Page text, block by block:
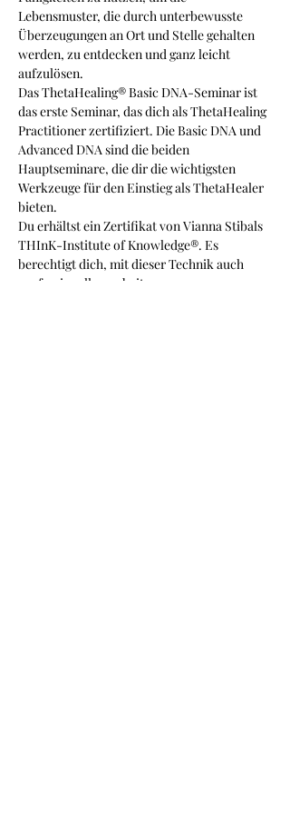
Lebensmuster, die durch unterbewusste
Überzeugungen an Ort und Stelle gehalten
werden, zu entdecken und ganz leicht
aufzulösen.
Das ThetaHealing® Basic DNA-Seminar ist
das erste Seminar, das dich als ThetaHealing
Practitioner zertifiziert. Die Basic DNA und
Advanced DNA sind die beiden
Hauptseminare, die dir die wichtigsten
Werkzeuge für den Einstieg als ThetaHealer
bieten.
Du erhältst ein Zertifikat von Vianna Stibals
THInK-Institute of Knowledge®. Es
berechtigt dich, mit dieser Technik auch
professionell zu arbeiten.